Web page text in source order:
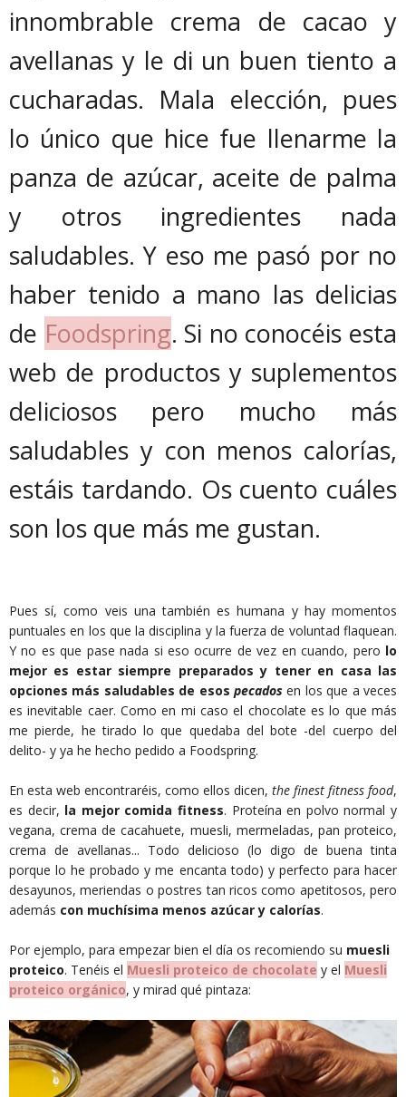
innombrable crema de cacao y
avellanas y le di un buen tiento a
cucharadas. Mala elección, pues
lo único que hice fue llenarme la
panza de azúcar, aceite de palma
y otros ingredientes nada
saludables. Y eso me pasó por no
haber tenido a mano las delicias
de Foodspring. Si no conocéis esta
web de productos y suplementos
deliciosos pero mucho más
saludables y con menos calorías,
estáis tardando. Os cuento cuáles
son los que más me gustan.
Pues sí, como veis una también es humana y hay momentos
puntuales en los que la disciplina y la fuerza de voluntad flaquean.
Y no es que pase nada si eso ocurre de vez en cuando, pero lo
mejor es estar siempre preparados y tener en casa las
opciones más saludables de esos pecados en los que a veces
es inevitable caer. Como en mi caso el chocolate es lo que más
me pierde, he tirado lo que quedaba del bote -del cuerpo del
delito- y ya he hecho pedido a Foodspring.
En esta web encontraréis, como ellos dicen, the finest fitness food,
es decir, la mejor comida fitness. Proteína en polvo normal y
vegana, crema de cacahuete, muesli, mermeladas, pan proteico,
crema de avellanas... Todo delicioso (lo digo de buena tinta
porque lo he probado y me encanta todo) y perfecto para hacer
desayunos, meriendas o postres tan ricos como apetitosos, pero
además con muchísima menos azúcar y calorías.
Por ejemplo, para empezar bien el día os recomiendo su muesli
proteico. Tenéis el Muesli proteico de chocolate y el Muesli
proteico orgánico, y mirad qué pintaza: